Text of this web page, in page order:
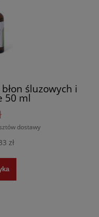
śluzowych i
50 ml
dostawy
zł